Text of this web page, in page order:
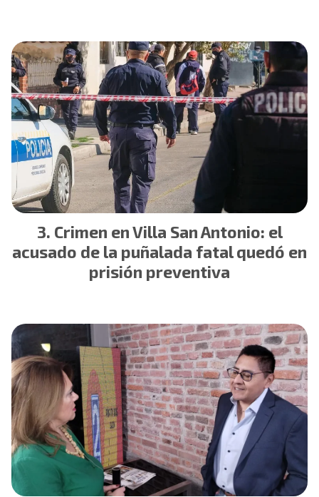
Crimen en Villa San Antonio: el
acusado de la puñalada fatal quedó en
prisión preventiva